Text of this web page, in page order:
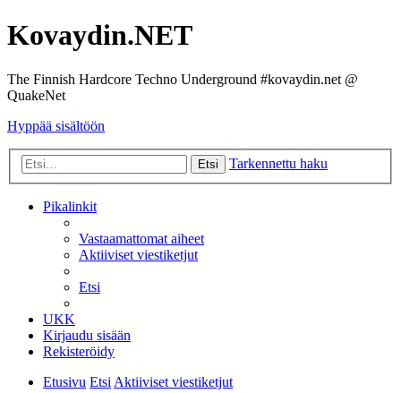
Kovaydin.NET
The Finnish Hardcore Techno Underground #kovaydin.net @
QuakeNet
Hyppää sisältöön
Etsi Tarkennettu haku
Pikalinkit
Vastaamattomat aiheet
Aktiiviset viestiketjut
Etsi
UKK
Kirjaudu sisään
Rekisteröidy
Etusivu EtsiAktiiviset viestiketjut